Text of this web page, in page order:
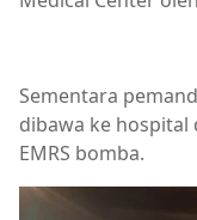
Sementara
dibawa ke
EMRS bomba.